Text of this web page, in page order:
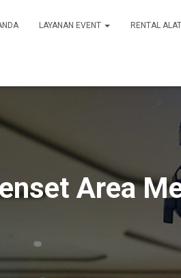
LAYANAN EVENT RENTAL
Area